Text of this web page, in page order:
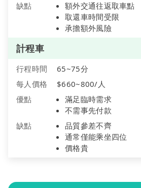
缺點
額外交通往返取車點
取還車時間受限
承擔額外風險
計程車
行程時間
65~75分
每人價格
$660~800/人
優點
滿足臨時需求
不需事先付款
缺點
品質參差不齊
通常僅能乘坐四位
價格貴